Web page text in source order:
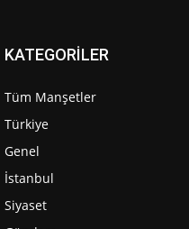
KATEGORİLER
Tüm Manşetler
Türkiye
Genel
İstanbul
Siyaset